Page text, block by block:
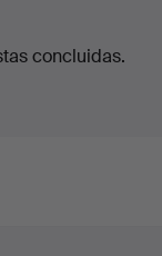
concluidas.